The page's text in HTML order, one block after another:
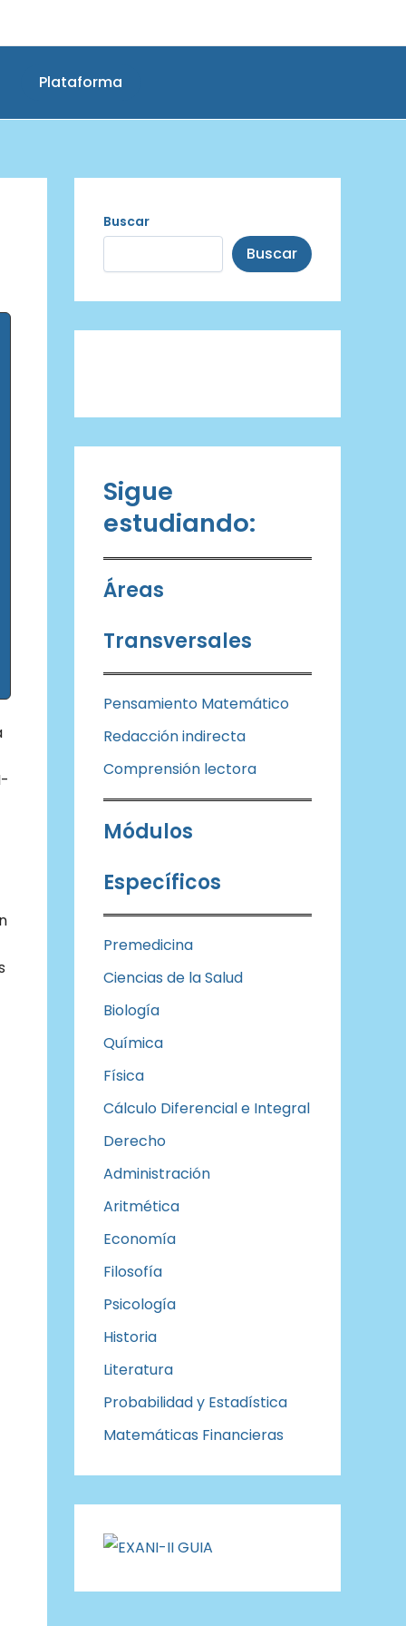
Plataforma
Buscar
Buscar
Sigue
estudiando:
Áreas
Transversales
Pensamiento Matemático
Redacción indirecta
Comprensión lectora
Módulos
Específicos
Premedicina
Ciencias de la Salud
Biología
Química
Física
Cálculo Diferencial e Integral
Derecho
Administración
Aritmética
Economía
Filosofía
Psicología
Historia
Literatura
Probabilidad y Estadística
Matemáticas Financieras